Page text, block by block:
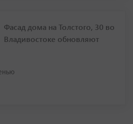
Фасад дома на Толстого, 30 во
Владивостоке обновляют